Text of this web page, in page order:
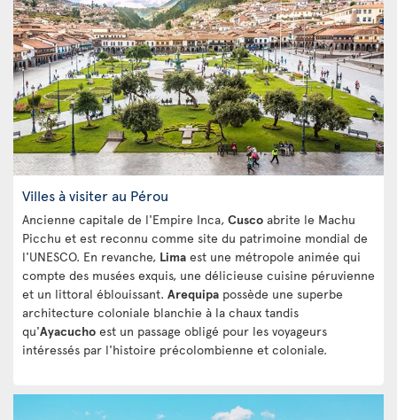
Villes à visiter au Pérou
Ancienne capitale de l'Empire Inca, Cusco abrite le Machu
Picchu et est reconnu comme site du patrimoine mondial de
l'UNESCO. En revanche, Lima est une métropole animée qui
compte des musées exquis, une délicieuse cuisine péruvienne
et un littoral éblouissant. Arequipa possède une superbe
architecture coloniale blanchie à la chaux tandis
qu'Ayacucho est un passage obligé pour les voyageurs
intéressés par l'histoire précolombienne et coloniale.